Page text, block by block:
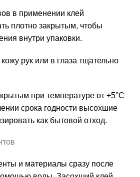
в применении клей
плотно закрытым, чтобы
внутри упаковки.
рук или в глаза тщательно
при температуре от +5°C
срока годности высохшие
как бытовой отход.
и материалы сразу после